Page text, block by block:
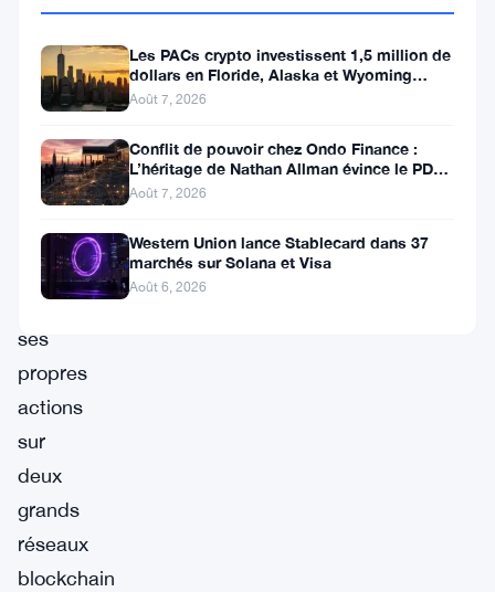
même
moment,
lancé
des
versions
tokenisées
ses
propres
actions
sur
deux
grands
réseaux
blockchain
Les PACs crypto investissent 1,5 million de
dollars en Floride, Alaska et Wyoming
après un revers au Michigan
Août 7, 2026
Conflit de pouvoir chez Ondo Finance :
L’héritage de Nathan Allman évince le PDG
Ian De Bode le 24 juillet
Août 7, 2026
Western Union lance Stablecard dans 37
marchés sur Solana et Visa
Août 6, 2026